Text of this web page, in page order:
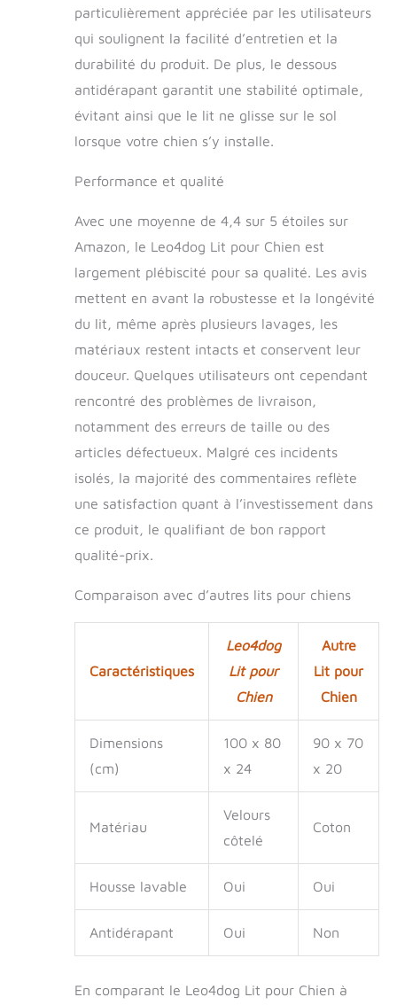
confortablement.
matériau classique
en velours côtelé
aux couleurs douces
design d'intérieur et
ajoute une touche
maison. Facile à
housses sont faciles
permettant ainsi de
maintenir une
hygiène parfaite.
Les housses sont
amovibles et
lavables. Laver à 30
DIFFÉRENTES
TAILLES : Disponible
dans une variété de
parfaitement aux
besoins des chiens
et grande taille.
Avantages : -
dormir. -Haute
résistance à l'usure
et à la saleté. -
S'intègre dans
intérieur – moderne
et classique. -Très
facile à nettoyer
grâce au couvercle
velours côtelé est
indispensable pour
tout chien qui
confortable et
élégant pour se
détendre. Parfait
confort et les
propriétaires qui
fonctionnalité et
particulièrement appréciée par les utilisateurs
qui soulignent la facilité d’entretien et la
durabilité du produit. De plus, le dessous
antidérapant garantit une stabilité optimale,
évitant ainsi que le lit ne glisse sur le sol
lorsque votre chien s’y installe.
Performance et qualité
Avec une moyenne de 4,4 sur 5 étoiles sur
Amazon, le Leo4dog Lit pour Chien est
largement plébiscité pour sa qualité. Les avis
mettent en avant la robustesse et la longévité
du lit, même après plusieurs lavages, les
matériaux restent intacts et conservent leur
douceur. Quelques utilisateurs ont cependant
rencontré des problèmes de livraison,
notamment des erreurs de taille ou des
articles défectueux. Malgré ces incidents
isolés, la majorité des commentaires reflète
une satisfaction quant à l’investissement dans
ce produit, le qualifiant de bon rapport
qualité-prix.
Comparaison avec d’autres lits pour chiens
Caractéristiques
Leo4dog
Lit pour
Chien
Autre
Lit pour
Chien
Dimensions
(cm)
100 x 80
x 24
90 x 70
x 20
Matériau
Velours
côtelé
Coton
Housse lavable Oui Oui
Antidérapant Oui Non
En comparant le Leo4dog Lit pour Chien à